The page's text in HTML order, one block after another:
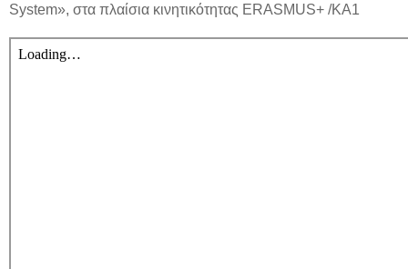
System», στα πλαίσια κινητικότητας ERASMUS+ /ΚΑ1